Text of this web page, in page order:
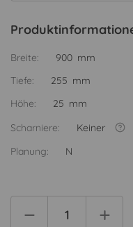
Breite:
900 mm
Tiefe:
255 mm
Höhe:
25 mm
Scharniere:
Keiner
Planung:
N